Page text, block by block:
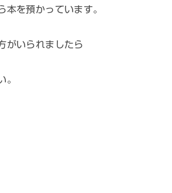
本を預かっています。
がいられましたら
。